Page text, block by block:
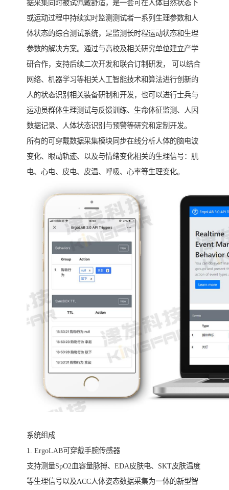
据采集同时被试佩戴舒适，是一套可在人体自然状态下
或运动过程中持续实时监测测试者一系列生理参数和人
体状态的综合测试系统，是监测长时程运动状态和生理
参数的解决方案。通过与高校及相关研究单位建立产学
研合作，支持后续二次开发和联合订制研发， 可以结合
网络、机器学习等相关人工智能技术和算法进行创新的
人的状态识别相关装备研制和开发，也可以进行士兵与
运动员群体生理测试与反馈训练、生命体征监测、人因
数据记录、人体状态识别与预警等研究和定制开发。
所有的可穿戴数据采集模块同步在线分析人体的脑电波
变化、眼动轨迹、以及与情绪变化相关的生理信号：肌
电、心电、皮电、皮温、呼吸、心率等生理变化。
系统组成
1. ErgoLAB可穿戴手腕传感器
支持测量SpO2血容量脉搏、EDA皮肤电、SKT皮肤温度
等生理信号以及ACC人体姿态数据采集为一体的新型智